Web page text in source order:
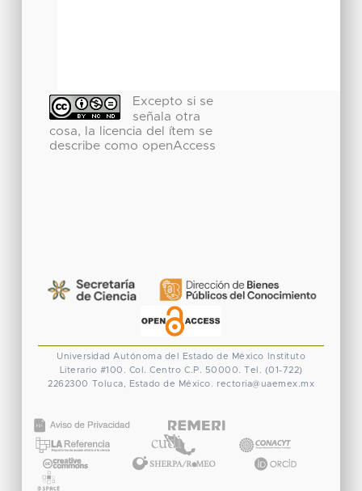
Excepto si se
señala otra
cosa, la licencia del ítem se
describe como openAccess
Universidad Autónoma del Estado de México
Instituto
Literario #100. Col. Centro C.P. 50000. Tel. (01-722)
2262300 Toluca, Estado de México. rectoria@uaemex.mx